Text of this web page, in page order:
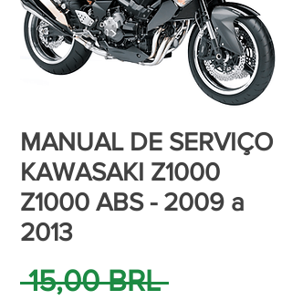
MANUAL DE SERVIÇO
KAWASAKI Z1000
Z1000 ABS - 2009 a
2013
15,00 BRL Precio